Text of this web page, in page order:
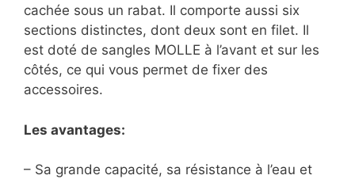
cachée sous un rabat. Il comporte aussi six
sections distinctes, dont deux sont en filet. Il
est doté de sangles MOLLE à l’avant et sur les
côtés, ce qui vous permet de fixer des
accessoires.
Les avantages:
– Sa grande capacité, sa résistance à l’eau et